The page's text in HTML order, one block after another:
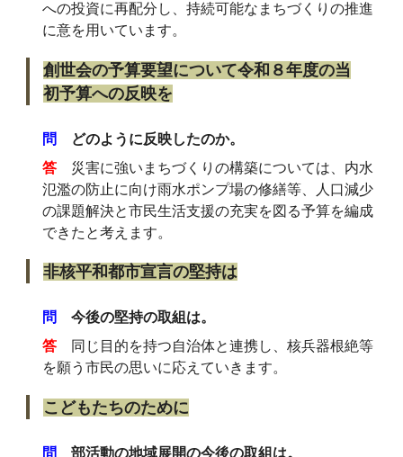
への投資に再配分し、持続可能なまちづくりの推進
に意を用いています。
創世会の予算要望について令和８年度の当
初予算への反映を
問
どのように反映したのか。
答
災害に強いまちづくりの構築については、内水
氾濫の防止に向け雨水ポンプ場の修繕等、人口減少
の課題解決と市民生活支援の充実を図る予算を編成
できたと考えます。
非核平和都市宣言の堅持は
問
今後の堅持の取組は。
答
同じ目的を持つ自治体と連携し、核兵器根絶等
を願う市民の思いに応えていきます。
こどもたちのために
問
部活動の地域展開の今後の取組は。